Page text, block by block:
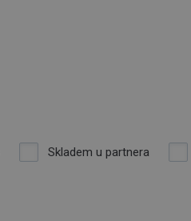
Skladem u partnera